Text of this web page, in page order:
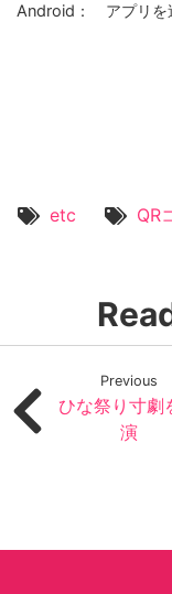
Android： アプリを
etc QR
Previous
ひな祭り寸劇
演